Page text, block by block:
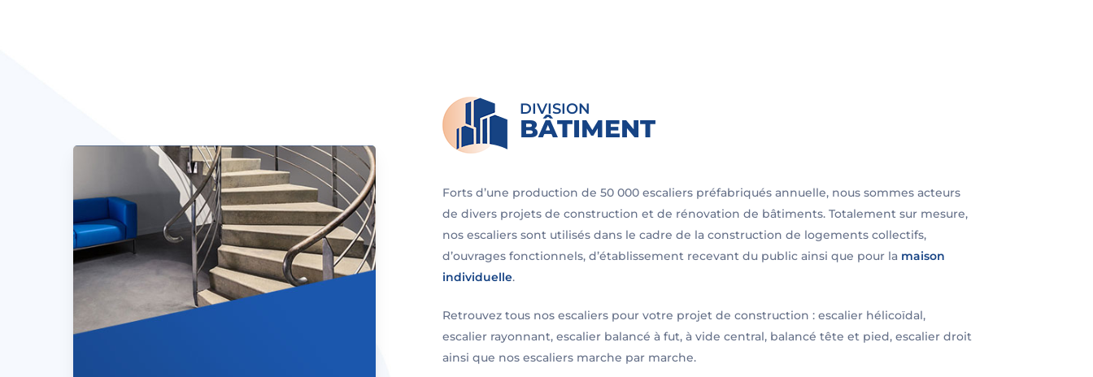
DIVISION
BÂTIMENT
Forts d’une production de 50 000 escaliers préfabriqués annuelle, nous sommes acteurs
de divers projets de construction et de rénovation de bâtiments. Totalement sur mesure,
nos escaliers sont utilisés dans le cadre de la construction de logements collectifs,
d’ouvrages fonctionnels, d’établissement recevant du public ainsi que pour la maison
individuelle.
Retrouvez tous nos escaliers pour votre projet de construction : escalier hélicoïdal,
escalier rayonnant, escalier balancé à fut, à vide central, balancé tête et pied, escalier droit
ainsi que nos escaliers marche par marche.